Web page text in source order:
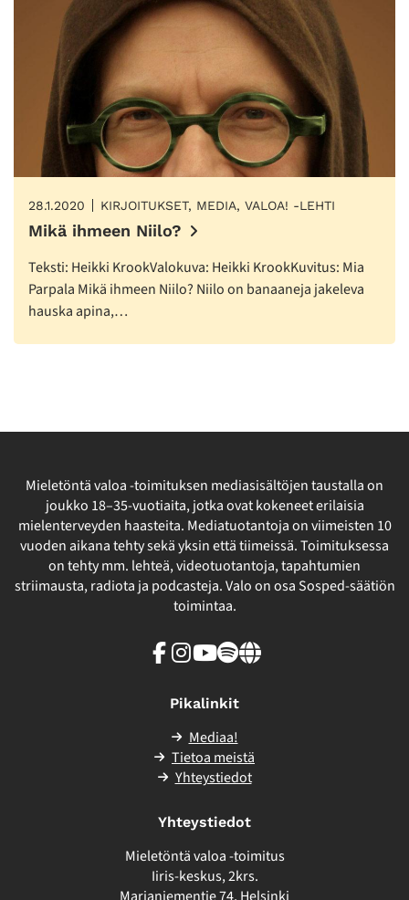
28.1.2020 KIRJOITUKSET, MEDIA, VALOA! -LEHTI
Mikä ihmeen Niilo?
Teksti: Heikki KrookValokuva: Heikki KrookKuvitus: Mia
Parpala Mikä ihmeen Niilo? Niilo on banaaneja jakeleva
hauska apina,…
Mieletöntä valoa -toimituksen mediasisältöjen taustalla on
joukko 18–35-vuotiaita, jotka ovat kokeneet erilaisia
mielenterveyden haasteita. Mediatuotantoja on viimeisten 10
vuoden aikana tehty sekä yksin että tiimeissä. Toimituksessa
on tehty mm. lehteä, videotuotantoja, tapahtumien
striimausta, radiota ja podcasteja. Valo on osa Sosped-säätiön
toimintaa.
Facebook
Instagram
Youtube
SpotifyLinkki
Pikalinkit
Mediaa!
Tietoa meistä
Yhteystiedot
Yhteystiedot
Mieletöntä valoa -toimitus
Iiris-keskus, 2krs.